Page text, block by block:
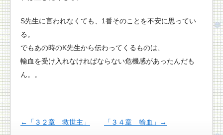
S先生に言われなくても、1番そのことを不安に思ってい
る。
でもあの時のK先生から伝わってくるものは、
輸血を受け入れなければならない危機感があったんだも
ん。。
←「３２章 救世主」 「３４章 輸血」→